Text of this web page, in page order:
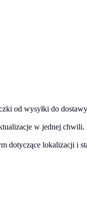
od wysyłki do
w jednej chwili.
dotyczące lokalizacji i